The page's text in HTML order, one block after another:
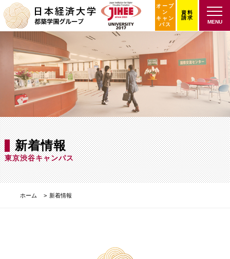
オープ
ン
キャン
パス
資料
請求
MENU
新着情報
東京渋谷キャンパス
ホーム 新着情報